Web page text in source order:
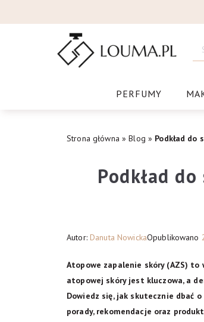
do
PERFUMY
Strona główna »Blog » Podkład do
Podkład
Autor: Danuta NowickaOpublikowano
Atopowe zapalenie skóry (AZS) to
atopowej skóry jest kluczowa, a
Dowiedz się, jak skutecznie dbać
porady, rekomendacje oraz